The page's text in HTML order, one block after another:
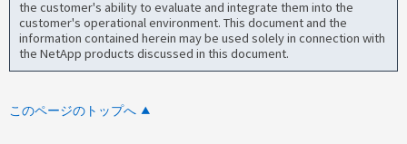
the customer's ability to evaluate and integrate them into the
customer's operational environment. This document and the
information contained herein may be used solely in connection with
the NetApp products discussed in this document.
このページのトップへ